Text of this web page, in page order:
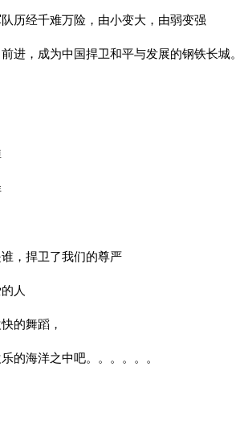
历经千难万险，由小变大，由弱变强
进，成为中国捍卫和平与发展的钢铁长城。
，捍卫了我们的尊严
人
的舞蹈，
的海洋之中吧。。。。。。